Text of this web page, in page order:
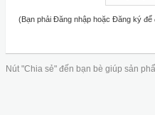
(Bạn phải Đăng nhập hoặc Đăng ký để
Nút "Chia sẻ" đến bạn bè giúp sản